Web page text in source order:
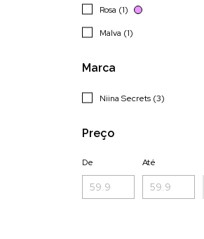
Rosa (1)
Malva (1)
Marca
Niina Secrets (3)
Preço
De Até